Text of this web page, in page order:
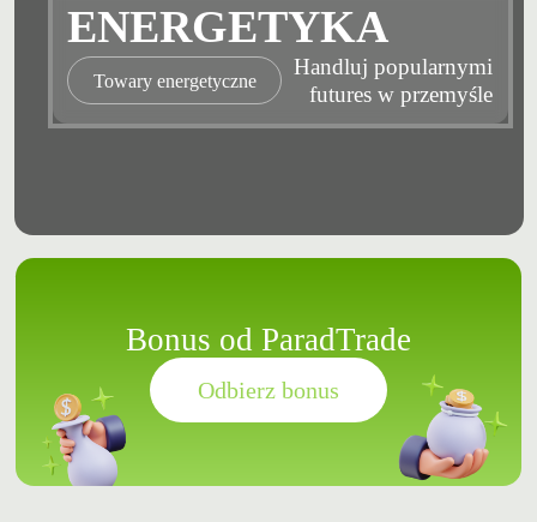
ENERGETYKA
Towary energetyczne
Handluj popularnymi
futures w przemyśle
Bonus od ParadTrade
Odbierz bonus